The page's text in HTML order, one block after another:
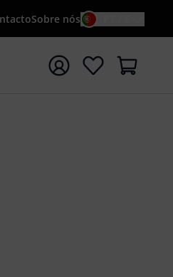
Sobre nós
{searchTerm}